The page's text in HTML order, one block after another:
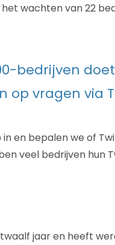
wachten van 22
bedrijven
op vragen via
en bepalen we of
veel bedrijven hun
jaar en heeft